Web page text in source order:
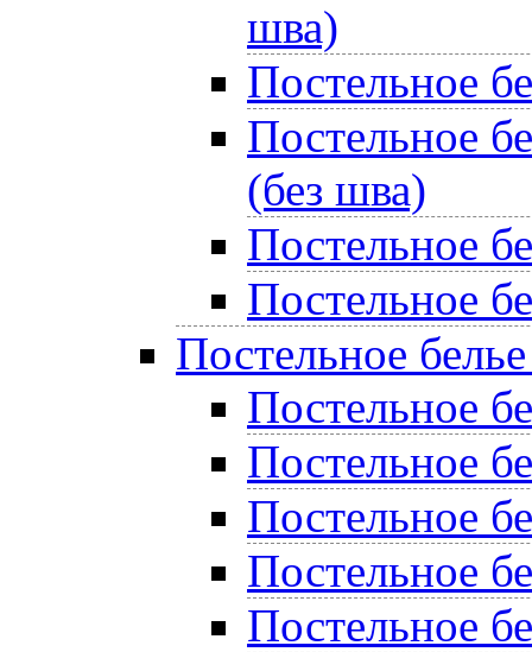
шва)
Постельное
Постельное
(без шва)
Постельное
Постельное
Постельное
Постельное
Постельное
Постельное
Постельное
Постельное